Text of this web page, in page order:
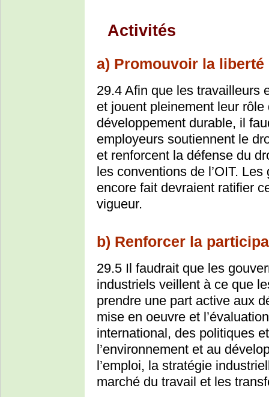
Activités
a) Promouvoir la liberté
29.4 Afin que les travailleurs
et jouent pleinement leur rôle
développement durable, il
employeurs soutiennent le
et renforcent la défense du
les conventions de l’OIT.
encore fait devraient ratifier
vigueur.
b) Renforcer la
29.5 Il faudrait que les
industriels veillent à ce que
prendre une part active aux
mise en oeuvre et
international, des politiques
l’environnement et au
l’emploi, la stratégie
marché du travail et les